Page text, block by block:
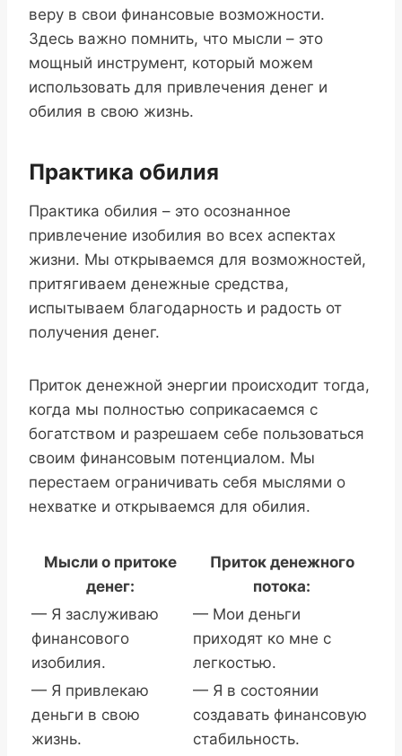
веру в свои финансовые возможности.
Здесь важно помнить, что мысли – это
мощный инструмент, который можем
использовать для привлечения денег и
обилия в свою жизнь.
Практика обилия
Практика обилия – это осознанное
привлечение изобилия во всех аспектах
жизни. Мы открываемся для возможностей,
притягиваем денежные средства,
испытываем благодарность и радость от
получения денег.
Приток денежной энергии происходит тогда,
когда мы полностью соприкасаемся с
богатством и разрешаем себе пользоваться
своим финансовым потенциалом. Мы
перестаем ограничивать себя мыслями о
нехватке и открываемся для обилия.
Мысли о притоке
денег:
Приток денежного
потока:
— Я заслуживаю
финансового
изобилия.
— Мои деньги
приходят ко мне с
легкостью.
— Я привлекаю
деньги в свою
жизнь.
— Я в состоянии
создавать финансовую
стабильность.